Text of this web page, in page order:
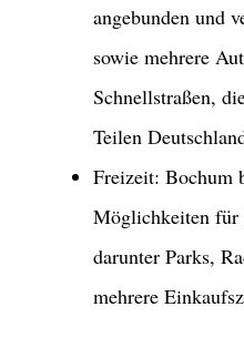
angebunden und
sowie mehrere
Schnellstraßen,
Teilen
Freizeit: Bochum
Möglichkeiten für
darunter Parks,
mehrere